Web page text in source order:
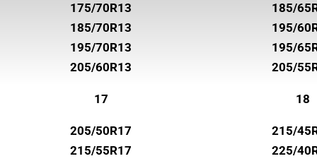
SUPERIA TIRES
SYRON
TOYO
TRELLEBORG
UNIROYAL
175/70R13
185/70R13
195/70R13
205/60R13
185/
195/
195/
205/
17
205/50R17
215/55R17
18
215/
225/